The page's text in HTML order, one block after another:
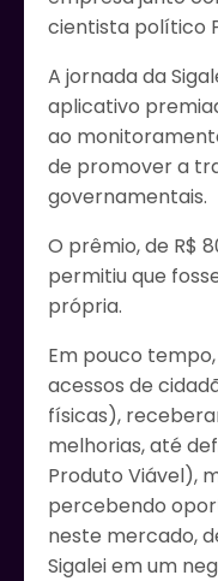
cientista político
A jornada da
aplicativo
ao
de promover a
governamentais.
O prêmio, de R$
permitiu que
própria.
Em pouco
acessos de
físicas),
melhorias, até
Produto Viável),
percebendo
neste mercado,
Sigalei em um